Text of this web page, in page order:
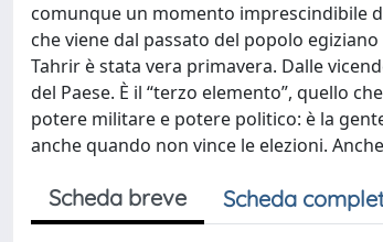
comunque un momento imprescindibile
che viene dal passato del popolo
Tahrir è stata vera primavera. Dalle
del Paese. È il “terzo elemento”, quello
potere militare e potere politico: è la
anche quando non vince le elezioni.
Scheda breve Scheda